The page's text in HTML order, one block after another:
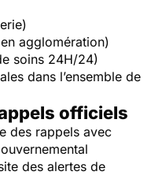
agglomération)
soins 24H/24)
dans l’ensemble de
officiels
des rappels avec
des alertes de